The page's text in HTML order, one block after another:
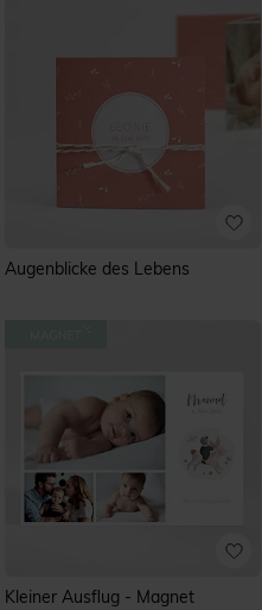
Augenblicke des Lebens
Kleiner Ausflug - Magnet